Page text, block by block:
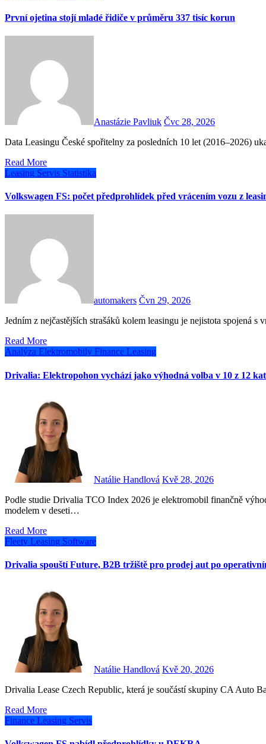
První ojetina stojí mladé řidiče v průměru 337 tisíc korun
Anastázie Pavliuk Čvc 28, 2026
Data Leasingu České spořitelny za posledních 10 let (2016–2026)
Read More
Leasing Servis Statistika
Volkswagen FS: počet předprohlídek před vrácením vozu z
automakers Čvn 29, 2026
Jedním z nejčastějších strašáků kolem leasingu je nejistota spojená
Read More
Analýza Elektromobily Finance Leasing
Drivalia: Elektropohon vychází jako výhodná volba v 10 z 12
Natálie Handlová Kvě 28, 2026
Podle studie Drivalia TCO Index 2026 je elektromobil finančně výhodnější anebo srovnatelný s adekvátním konvenčním
modelem v deseti…
Read More
Fleety Leasing Software
Drivalia spouští Future, B2B tržiště pro prodej aut po
Natálie Handlová Kvě 20, 2026
Drivalia Lease Czech Republic, která je součástí skupiny CA Auto
Read More
Finance Leasing Servis